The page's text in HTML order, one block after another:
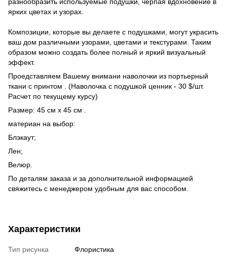
ярких цветах и ​​узорах.
Композиции, которые вы делаете с подушками, могут украсить
ваш дом различными узорами, цветами и текстурами. Таким
образом можно создать более полный и яркий визуальный
эффект.
Проедставляем Вашему внимани наволочки из портьерный
ткани с принтом . (Наволочка с подушкой ценник - 30 $/шт.
Расчет по текущему курсу)
Размер: 45 см х 45 см .
материан на выбор:
Блэкаут;
Лен;
Велюр.
По деталям заказа и за дополнительной информацией
свяжитесь с менеджером удобным для вас способом.
Характеристики
Тип рисунка
Флористика